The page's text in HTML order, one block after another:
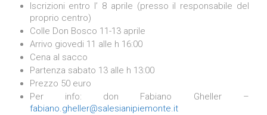
Iscrizioni entro l’ 8 aprile (presso il responsabile del
proprio centro)
Colle Don Bosco 11-13 aprile
Arrivo giovedi 11 alle h 16:00
Cena al sacco
Partenza sabato 13 alle h 13:00
Prezzo 50 euro
Per info: don Fabiano Gheller –
fabiano.gheller@salesianipiemonte.it